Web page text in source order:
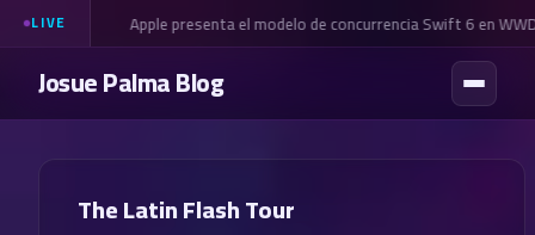
LIVE Apple presenta el modelo de concurrencia Swift 6 en
Josue Palma Blog
The Latin Flash Tour